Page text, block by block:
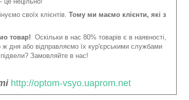
своїх клієнтів. Тому ми маємо клієнти, які з
товар! Оскільки в нас 80% товарів є в наявності,
дня або відправляємо їх кур'єрськими службами
Замовляйте в нас!
http://optom-vsyo.uaprom.net